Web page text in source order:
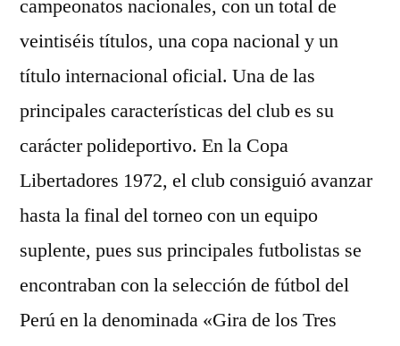
campeonatos nacionales, con un total de
veintiséis títulos, una copa nacional y un
título internacional oficial. Una de las
principales características del club es su
carácter polideportivo. En la Copa
Libertadores 1972, el club consiguió avanzar
hasta la final del torneo con un equipo
suplente, pues sus principales futbolistas se
encontraban con la selección de fútbol del
Perú en la denominada «Gira de los Tres